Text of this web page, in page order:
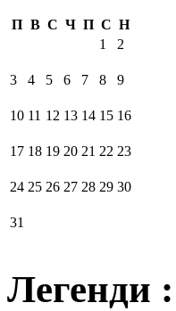
П В С Ч П С Н
1
2
3 4 5 6 7 8 9
10 11 12 13 14 15 16
17 18 19 20 21 22 23
24 25 26 27 28 29 30
31
Легенди :